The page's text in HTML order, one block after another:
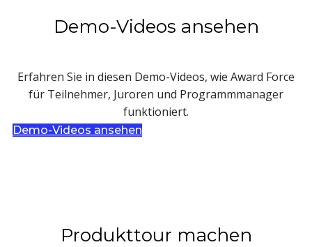
Demo-Videos ansehen
Erfahren Sie in diesen Demo-Videos, wie Award Force
für Teilnehmer, Juroren und Programmmanager
funktioniert.
Demo-Videos ansehen
Produkttour machen